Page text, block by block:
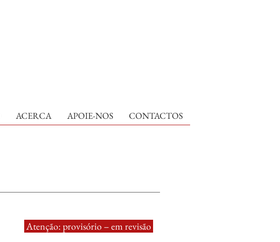
ACERCA APOIE-NOS CONTACTOS
Atenção: provisório – em revisão